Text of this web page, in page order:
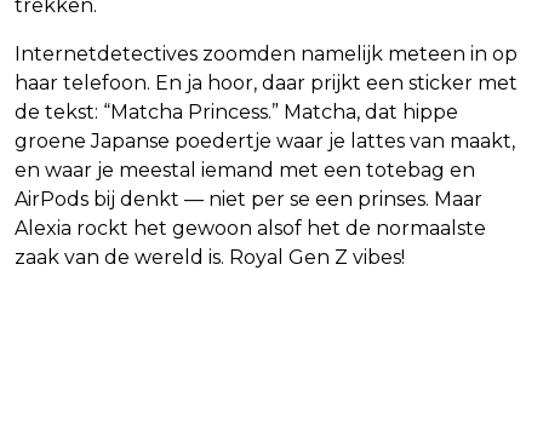
trekken.
Internetdetectives zoomden namelijk meteen in op
haar telefoon. En ja hoor, daar prijkt een sticker met
de tekst: “Matcha Princess.” Matcha, dat hippe
groene Japanse poedertje waar je lattes van maakt,
en waar je meestal iemand met een totebag en
AirPods bij denkt — niet per se een prinses. Maar
Alexia rockt het gewoon alsof het de normaalste
zaak van de wereld is. Royal Gen Z vibes!